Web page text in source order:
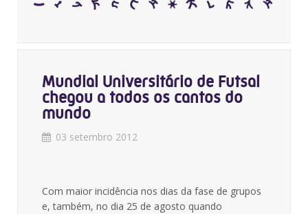
Mundial Universitário de Futsal
chegou a todos os cantos do
mundo
03 setembro 2012
Com maior incidência nos dias da fase de grupos
e, também, no dia 25 de agosto quando